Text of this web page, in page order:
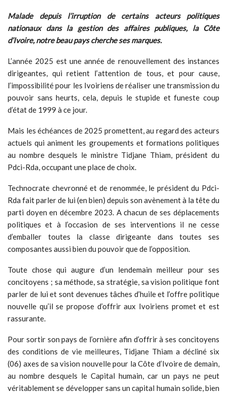
Malade depuis l’irruption de certains acteurs politiques
nationaux dans la gestion des affaires publiques, la Côte
d’Ivoire, notre beau pays cherche ses marques.
L’année 2025 est une année de renouvellement des instances
dirigeantes, qui retient l’attention de tous, et pour cause,
l’impossibilité pour les Ivoiriens de réaliser une transmission du
pouvoir sans heurts, cela, depuis le stupide et funeste coup
d’état de 1999 à ce jour.
Mais les échéances de 2025 promettent, au regard des acteurs
actuels qui animent les groupements et formations politiques
au nombre desquels le ministre Tidjane Thiam, président du
Pdci-Rda, occupant une place de choix.
Technocrate chevronné et de renommée, le président du Pdci-
Rda fait parler de lui (en bien) depuis son avènement à la tête du
parti doyen en décembre 2023. A chacun de ses déplacements
politiques et à l’occasion de ses interventions il ne cesse
d’emballer toutes la classe dirigeante dans toutes ses
composantes aussi bien du pouvoir que de l’opposition.
Toute chose qui augure d’un lendemain meilleur pour ses
concitoyens ; sa méthode, sa stratégie, sa vision politique font
parler de lui et sont devenues tâches d’huile et l’offre politique
nouvelle qu’il se propose d’offrir aux Ivoiriens promet et est
rassurante.
Pour sortir son pays de l’ornière afin d’offrir à ses concitoyens
des conditions de vie meilleures, Tidjane Thiam a décliné six
(06) axes de sa vision nouvelle pour la Côte d’Ivoire de demain,
au nombre desquels le Capital humain, car un pays ne peut
véritablement se développer sans un capital humain solide, bien